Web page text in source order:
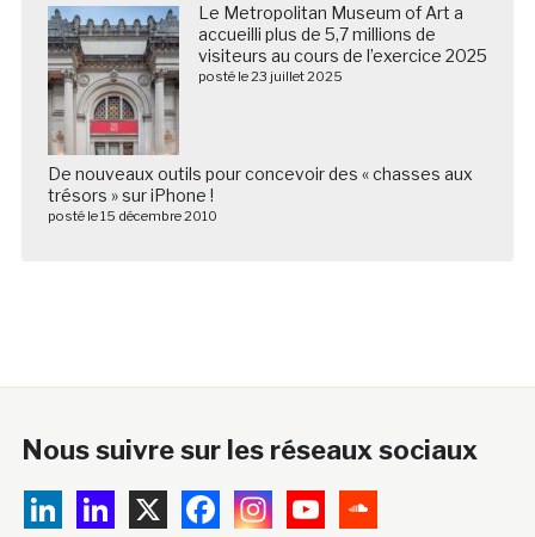
Le Metropolitan Museum of Art a
accueilli plus de 5,7 millions de
visiteurs au cours de l’exercice 2025
posté le 23 juillet 2025
De nouveaux outils pour concevoir des « chasses aux
trésors » sur iPhone !
posté le 15 décembre 2010
Nous suivre sur les réseaux sociaux